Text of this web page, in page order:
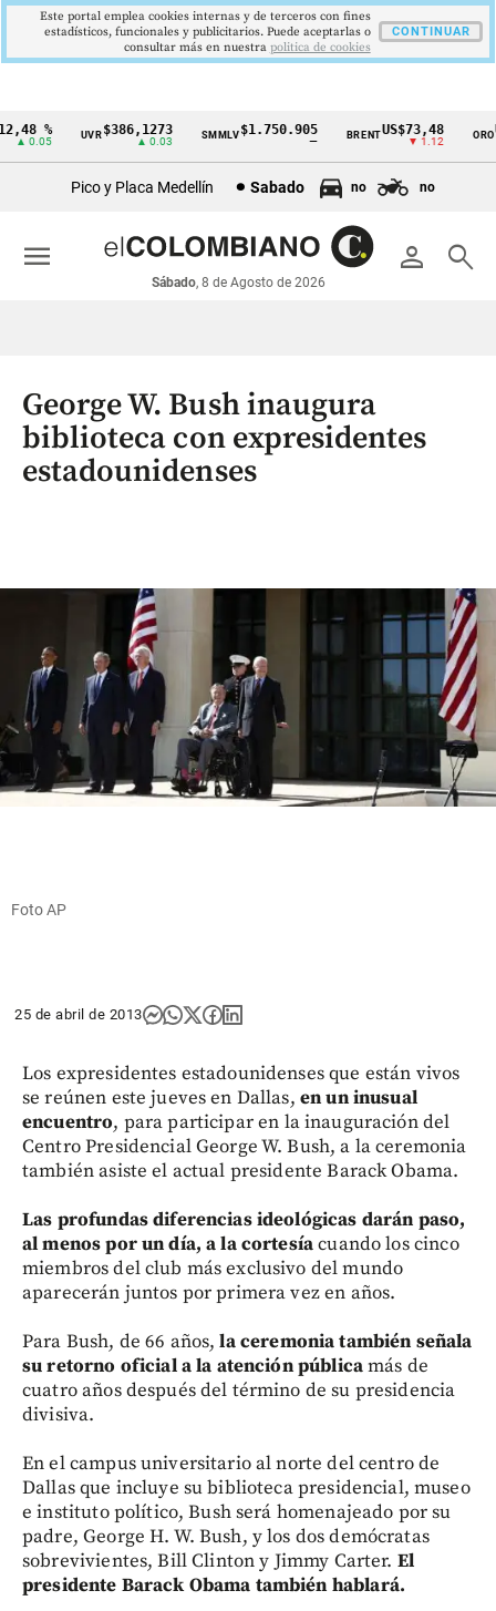
Cintillo
económicos
Colombia
%
0.05
UVR$386,1273
▲ 0.03
SMMLV$1.750.905 BRENTUS$73,48
▼ 1.12
ORO
Pico y Placa Medellín Sabado no no
person search
Sábado, 8 de Agosto de 2026
menu
George W. Bush inaugura
biblioteca con expresidentes
estadounidenses
Foto AP
25 de abril de 2013
Los expresidentes estadounidenses que están vivos
se reúnen este jueves en Dallas, en un inusual
encuentro, para participar en la inauguración del
Centro Presidencial George W. Bush, a la ceremonia
también asiste el actual presidente Barack Obama.
Las profundas diferencias ideológicas darán paso,
al menos por un día, a la cortesíacuando los cinco
miembros del club más exclusivo del mundo
aparecerán juntos por primera vez en años.
Para Bush, de 66 años,la ceremonia también señala
su retorno oficial a la atención públicamás de
cuatro años después del término de su presidencia
divisiva.
En el campus universitario al norte del centro de
Dallas que incluye su biblioteca presidencial, museo
e instituto político, Bush será homenajeado por su
padre, George H. W. Bush, y los dos demócratas
sobrevivientes, Bill Clinton y Jimmy Carter. El
presidente Barack Obama también hablará.
Este portal emplea cookies internas y de terceros con fines
estadísticos, funcionales y publicitarios. Puede aceptarlas o
consultar más en nuestra politica de cookies
CONTINUAR